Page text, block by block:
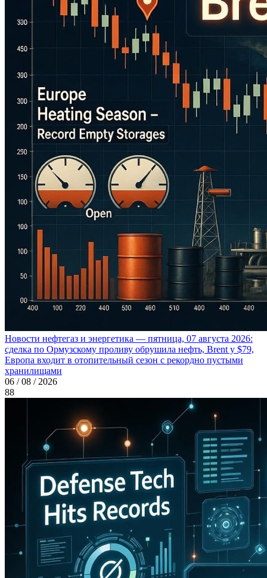
Новости нефтегаз и энергетика — пятница, 07 августа 2026:
сделка по Ормузскому проливу обрушила нефть, Brent у $79,
Европа входит в отопительный сезон с рекордно пустыми
хранилищами
06 / 08 / 2026
88